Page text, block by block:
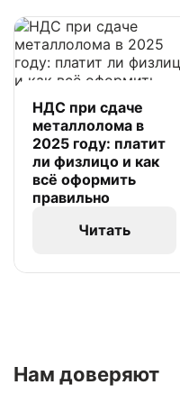
НДС при сдаче
металлолома в
2025 году: платит
ли физлицо и как
всё оформить
правильно
Читать
Нам доверяют